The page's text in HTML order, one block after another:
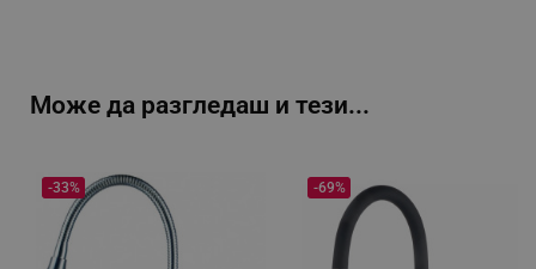
Може да разгледаш и тези...
-33% -69%